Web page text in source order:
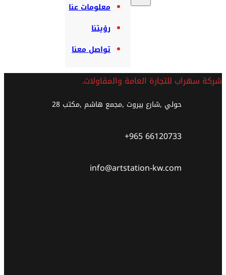
معلومات عنا
رؤيتنا
تواصل معنا
شركة سهراب للتجارة العامة والمقاولات.
حولي ,شارع بيروت ,مجمع هاشم ,مكتب 28
+965 66120733
info@artstation-kw.com